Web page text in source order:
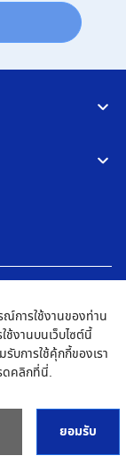
ต์ ไปที่โกลบอลไซต์
LTD. All Rights
ณ์การใช้งานของท่าน
ช้งานบนเว็บไซต์นี้
บการใช้คุ้กกี้ของเรา
ดคลิกที่นี่.
ยอมรับ